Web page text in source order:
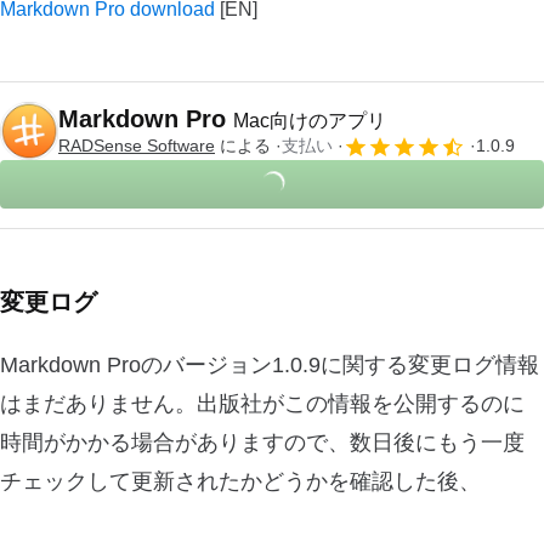
Markdown Pro download
Markdown Pro Mac向けのアプリ
RADSense Software による 支払い 1.0.9
変更ログ
Markdown Proのバージョン1.0.9に関する変更ログ情報
はまだありません。出版社がこの情報を公開するのに
時間がかかる場合がありますので、数日後にもう一度
チェックして更新されたかどうかを確認した後、